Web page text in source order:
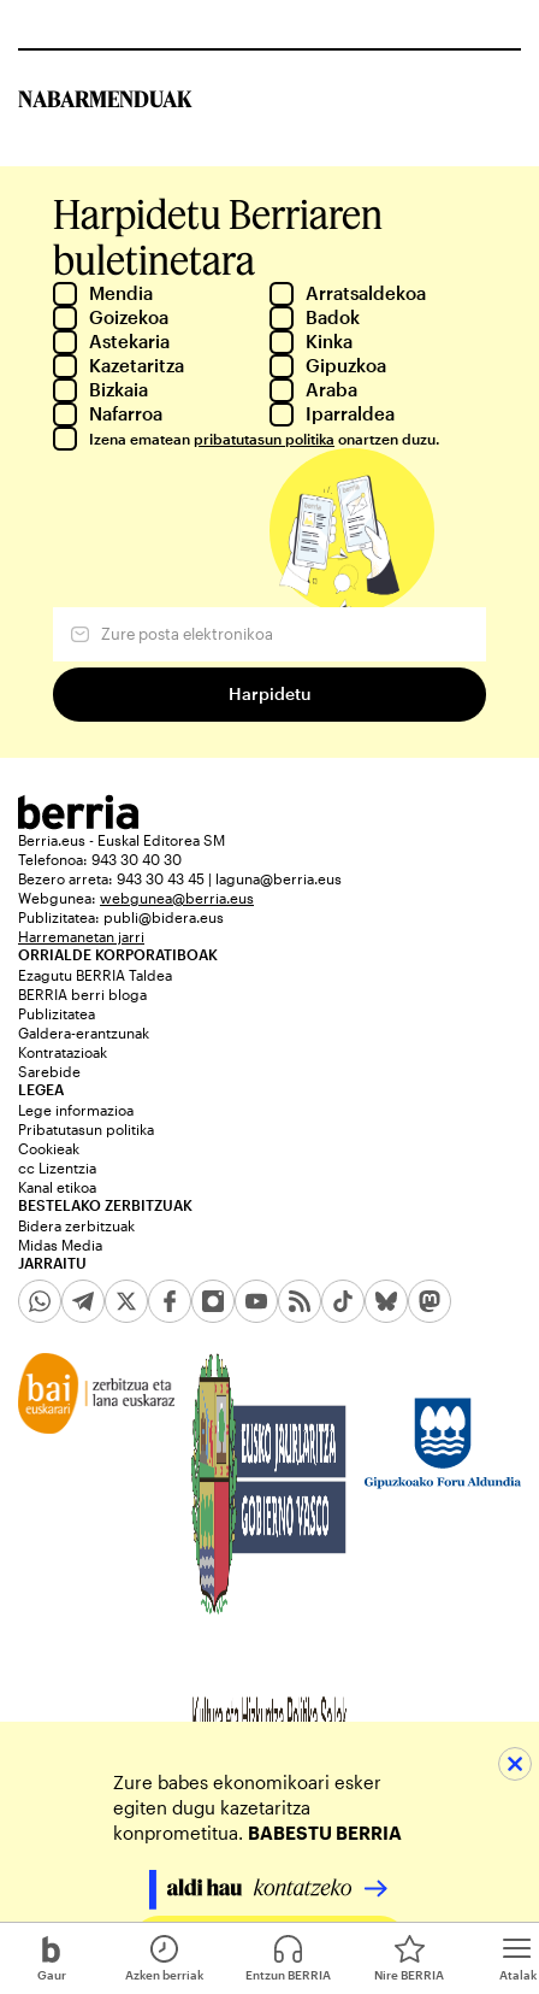
Gaur Atalak
Azken berriak Entzun BERRIA Nire BERRIA
NABARMENDUAK
Harpidetu Berriaren
buletinetara
Mendia
Arratsaldekoa
Goizekoa
Badok
Astekaria
Kinka
Kazetaritza
Gipuzkoa
Bizkaia
Araba
Nafarroa
Iparraldea
Izena ematean pribatutasun politika onartzen duzu.
Berria.eus - Euskal Editorea SM
Telefonoa: 943 30 40 30
Bezero arreta: 943 30 43 45 | laguna@berria.eus
Webgunea: webgunea@berria.eus
Publizitatea: publi@bidera.eus
Harremanetan jarri
ORRIALDE KORPORATIBOAK
Ezagutu BERRIA Taldea
BERRIA berri bloga
Publizitatea
Galdera-erantzunak
Kontratazioak
Sarebide
JARRAITU
LEGEA
Lege informazioa
Pribatutasun politika
Cookieak
cc Lizentzia
Kanal etikoa
BESTELAKO ZERBITZUAK
Bidera zerbitzuak
Midas Media
Zure babes ekonomikoari esker
egiten dugu kazetaritza
konprometitua. BABESTU BERRIA
Egin zure ekarpena